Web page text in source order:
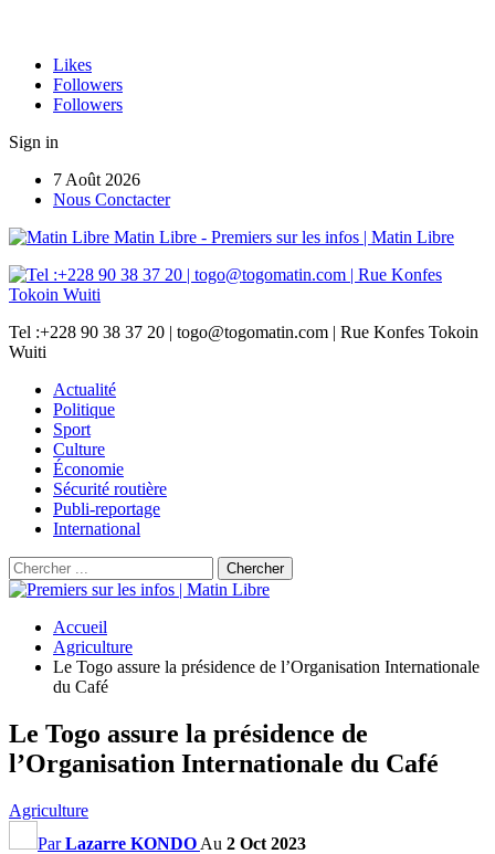
Likes
Followers
Followers
Sign in
7 Août 2026
Nous Conctacter
Matin Libre - Premiers sur les infos | Matin Libre
Tel :+228 90 38 37 20 | togo@togomatin.com | Rue Konfes Tokoin
Wuiti
Actualité
Politique
Sport
Culture
Économie
Sécurité routière
Publi-reportage
International
Accueil
Agriculture
Le Togo assure la présidence de l’Organisation Internationale
du Café
Le Togo assure la présidence de
l’Organisation Internationale du Café
Agriculture
ParLazarre KONDO Au 2 Oct 2023